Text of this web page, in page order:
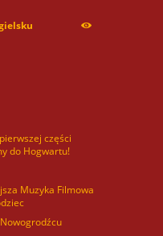
części
do Hogwartu!
Muzyka Filmowa